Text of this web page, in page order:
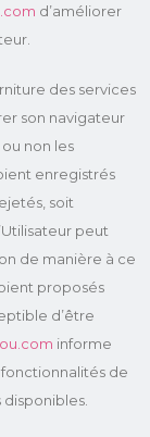
d’améliorer
des services
son navigateur
non les
enregistrés
soit
peut
de manière à ce
proposés
d’être
informe
fonctionnalités de